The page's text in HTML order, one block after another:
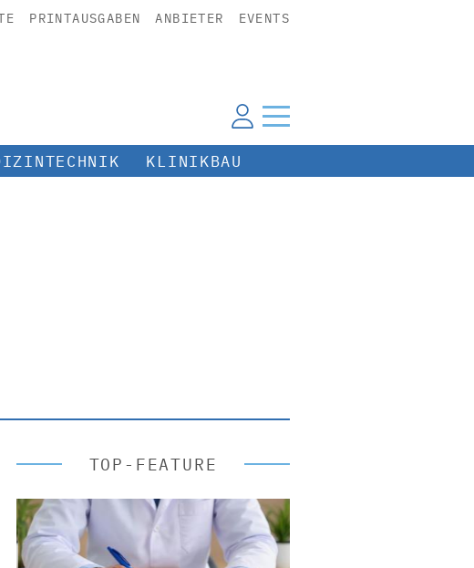
PRINTAUSGABEN ANBIETER EVENTS
KLINIKBAU
TOP-FEATURE